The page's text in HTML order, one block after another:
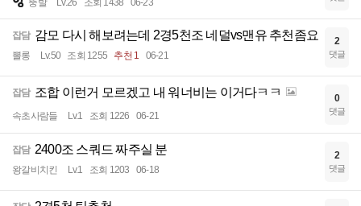
잡담 감모 다시 해보려는데 2경5천조 네덜vs맨유 추천좀요
뽈롱 Lv.50 조회 1255 추천 1 06-21
2
댓글
잡담 조합 이런거 모르겠고 내 워너비는 이거다ㅋㅋ
속초사람들 Lv.1 조회 1226 06-21
0
댓글
잡담 2400조 스쿼드 짜주실 분
왕갈비치킨 Lv.1 조회 1203 06-18
2
댓글